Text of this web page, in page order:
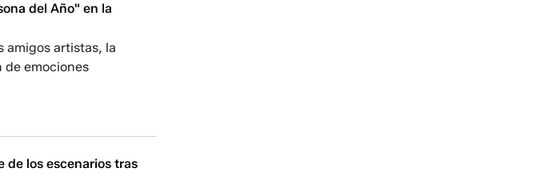
del Año" en la
amigos artistas, la
emociones
de los escenarios tras